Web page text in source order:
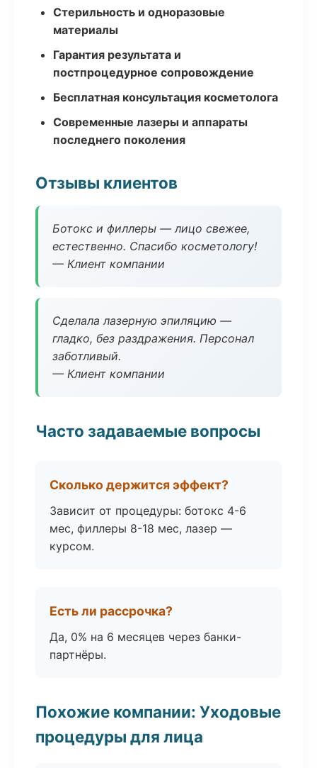
Стерильность и одноразовые
материалы
Гарантия результата и
постпроцедурное сопровождение
Бесплатная консультация косметолога
Современные лазеры и аппараты
последнего поколения
Отзывы клиентов
Ботокс и филлеры — лицо свежее,
естественно. Спасибо косметологу!
— Клиент компании
Сделала лазерную эпиляцию —
гладко, без раздражения. Персонал
заботливый.
— Клиент компании
Часто задаваемые вопросы
Сколько держится эффект?
Зависит от процедуры: ботокс 4-6
мес, филлеры 8-18 мес, лазер —
курсом.
Есть ли рассрочка?
Да, 0% на 6 месяцев через банки-
партнёры.
Похожие компании: Уходовые
процедуры для лица